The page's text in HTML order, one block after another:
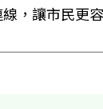
，讓市民更